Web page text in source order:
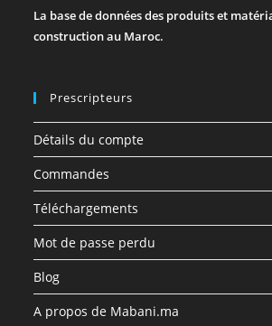
La base de données des produits et
construction au Maroc.
Prescripteurs
Détails du compte
Commandes
Téléchargements
Mot de passe perdu
Blog
A propos de Mabani.ma